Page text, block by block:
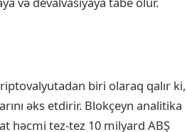
biri olaraq qalır ki,
əks etdirir. Blokçeyn analitika
həcmi tez-tez 10 milyard ABŞ